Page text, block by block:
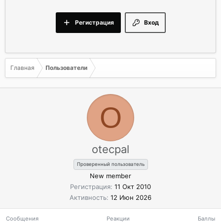
Вход
Регистрация
Главная Пользователи
O
otecpal
Проверенный пользователь
New member
Регистрация 11 Окт 2010
Активность 12 Июн 2026
Сообщения Реакции Баллы